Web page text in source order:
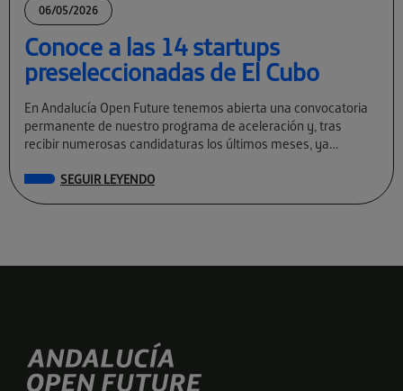
06/05/2026
Conoce a las 14 startups
preseleccionadas de El Cubo
En Andalucía Open Future tenemos abierta una convocatoria
permanente de nuestro programa de aceleración y, tras
recibir numerosas candidaturas los últimos meses, ya
SEGUIR LEYENDO